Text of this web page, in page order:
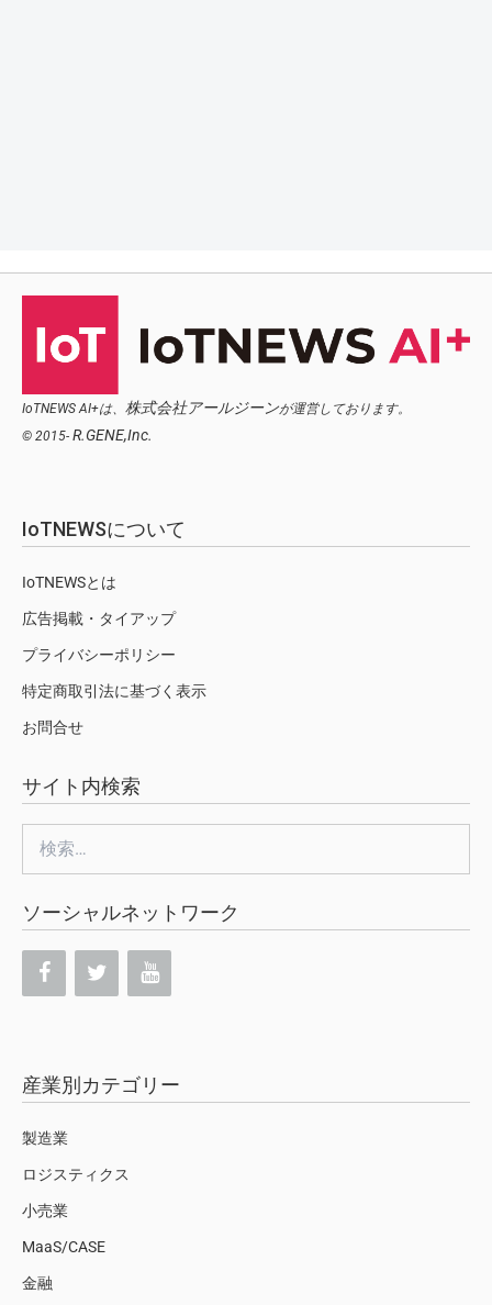
IoTNEWS AI+は、 株式会社アールジーンが運営しております。
© 2015- R.GENE,Inc.
IoTNEWSについて
IoTNEWSとは
広告掲載・タイアップ
プライバシーポリシー
特定商取引法に基づく表示
お問合せ
サイト内検索
索:
ソーシャルネットワーク
産業別カテゴリー
製造業
ロジスティクス
小売業
MaaS/CASE
金融